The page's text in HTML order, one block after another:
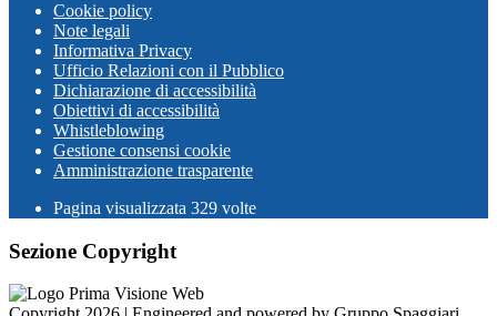
Cookie policy
Note legali
Informativa Privacy
Ufficio Relazioni con il Pubblico
Dichiarazione di accessibilità
Obiettivi di accessibilità
Whistleblowing
Gestione consensi cookie
Amministrazione trasparente
Pagina visualizzata 329 volte
Sezione Copyright